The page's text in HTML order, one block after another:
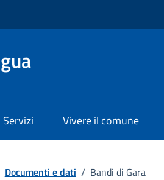
Servizi Vivere il comune
Documenti e dati / Bandi di Gara